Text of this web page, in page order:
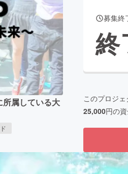
GoodCAMPFIRE Creation
納税machi-yaコミュニティ
属している大
募集終
終
このプロジ
25,000円の